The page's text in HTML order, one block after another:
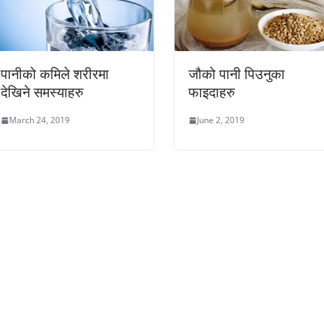
पानीको कमिले शरीरमा
देखिने समस्याहरु
March 24, 2019
जौको पानी पिउनुका
फाइदाहरु
June 2, 2019